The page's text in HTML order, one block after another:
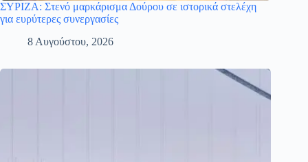
ΣΥΡΙΖΑ: Στενό μαρκάρισμα Δούρου σε ιστορικά στελέχη
για ευρύτερες συνεργασίες
8 Αυγούστου, 2026